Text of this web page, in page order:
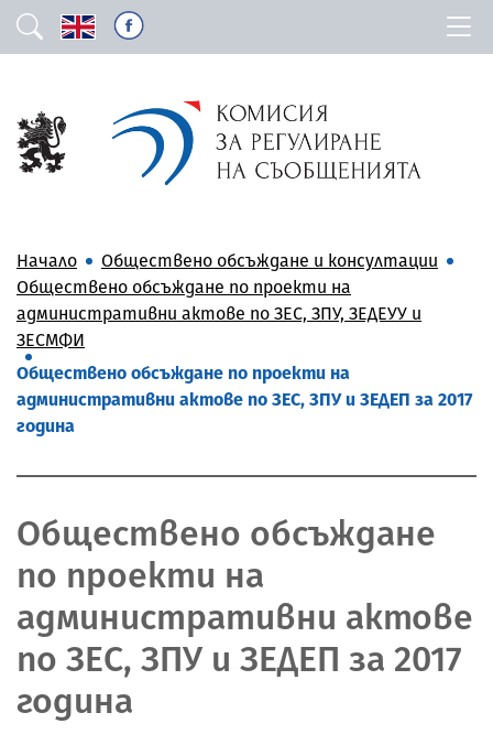
Начало
Обществено обсъждане и консултации
Обществено обсъждане по проекти на
административни актове по ЗЕС, ЗПУ, ЗЕДЕУУ и
ЗЕСМФИ
Обществено обсъждане по проекти на
административни актове по ЗЕС, ЗПУ и ЗЕДЕП за 2017
година
Обществено обсъждане
по проекти на
административни актове
по ЗЕС, ЗПУ и ЗЕДЕП за 2017
година